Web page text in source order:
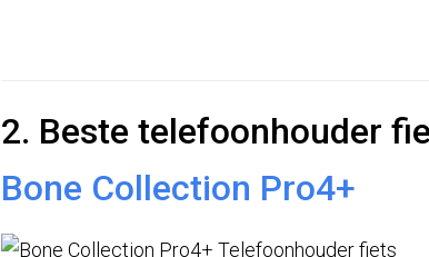
2. Beste telefoonhouder
Bone Collection Pro4+